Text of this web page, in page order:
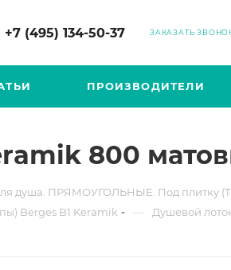
+7 (495) 134-50-37 ЗАКАЗАТЬ
ПРОИЗВОДИТЕЛИ
800
душа. ПРЯМОУГОЛЬНЫЕ. Под плитку
Berges B1 Keramik — Душевой